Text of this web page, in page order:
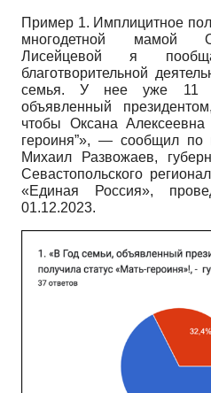
Пример 1. Имплицитное
многодетной мамой
Лисейцевой я
благотворительной
семья. У нее уже 11
объявленный
чтобы Оксана Алексеевна
героиня”», — сообщил по
Михаил Развожаев,
Севастопольского
«Единая Россия»,
01.12.2023.